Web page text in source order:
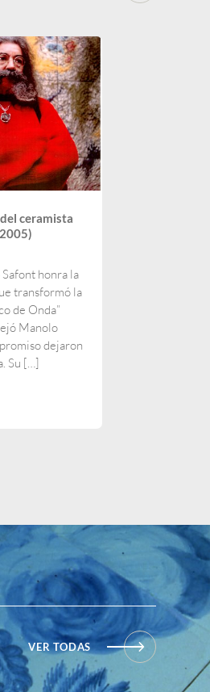
ceramista
honra la
transformó la
de Onda”
Manolo
dejaron
Su […]
VER TODAS